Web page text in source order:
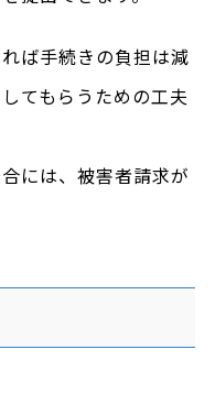
ば手続きの負担は減
てもらうための工夫
には、被害者請求が